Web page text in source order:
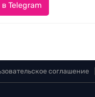
Telegram
соглашение